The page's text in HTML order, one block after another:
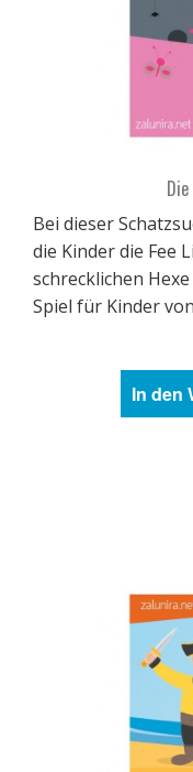
Bei dieser
die Kinder die Fee
schrecklichen
Spiel für Kinder
In den